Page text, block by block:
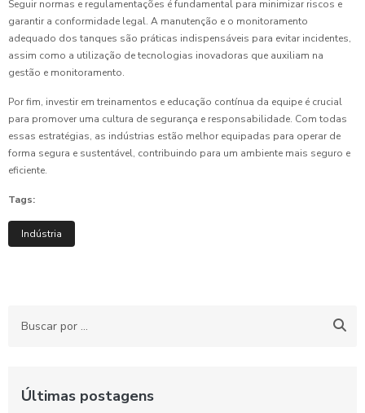
Seguir normas e regulamentações é fundamental para minimizar riscos e
garantir a conformidade legal. A manutenção e o monitoramento
adequado dos tanques são práticas indispensáveis para evitar incidentes,
assim como a utilização de tecnologias inovadoras que auxiliam na
gestão e monitoramento.
Por fim, investir em treinamentos e educação contínua da equipe é crucial
para promover uma cultura de segurança e responsabilidade. Com todas
essas estratégias, as indústrias estão melhor equipadas para operar de
forma segura e sustentável, contribuindo para um ambiente mais seguro e
eficiente.
Tags:
Indústria
Últimas postagens